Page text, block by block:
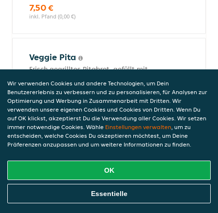
7,50 €
inkl. Pfand (0,00 €)
Veggie Pita
Frisch gegrilltes Pitabrot, gefüllt mit
Tomaten, Gurken und Zwiebeln. Dazu
cremiges Tzatziki und würziger Fetakäse
ein leichter, frischer Genuss für alle, die es
vegetarisch lieben.
7,50 €
inkl. Pfand (0,00 €)
Gyros-Box
Das perfekte Gericht für den kleinen
Hunger oder eine schnelle Mahlzeit
Online Essen Bestellen
Wir verwenden Cookies und andere Technologien, um Dein
Benutzererlebnis zu verbessern und zu personalisieren, für Analysen zur
Optimierung und Werbung in Zusammenarbeit mit Dritten. Wir
verwenden unsere eigenen Cookies und Cookies von Dritten. Wenn Du
auf OK klickst, akzeptierst Du die Verwendung aller Cookies. Wir setzen
immer notwendige Cookies. Wähle Einstellungen verwalten, um zu
entscheiden, welche Cookies Du akzeptieren möchtest, um Deine
Präferenzen anzupassen und um weitere Informationen zu finden.
OK
Essentielle